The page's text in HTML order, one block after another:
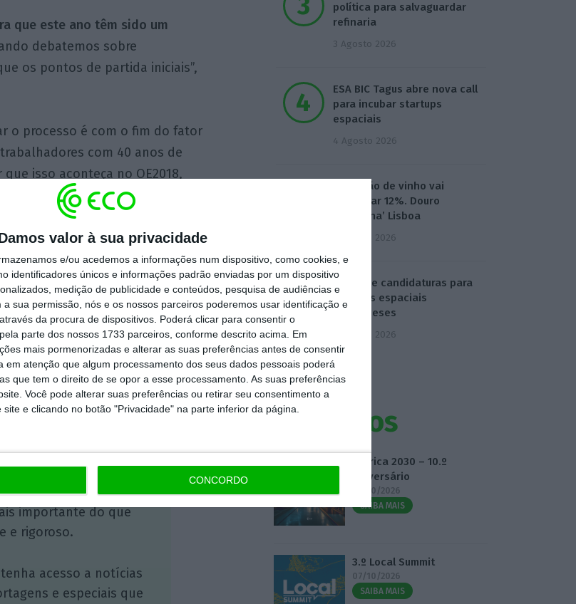
valor à sua privacidade
e/ou acedemos a informações num dispositivo, como cookies, e
identificadores únicos e informações padrão enviadas por um dispositivo
medição de publicidade e conteúdos, pesquisa de audiências e
a sua permissão, nós e os nossos parceiros poderemos usar identificação e
da procura de dispositivos. Poderá clicar para consentir o
parte dos nossos 1733 parceiros, conforme descrito acima. Em
mais pormenorizadas e alterar as suas preferências antes de consentir
em atenção que algum processamento dos seus dados pessoais poderá
que tem o direito de se opor a esse processamento. As suas preferências
Você pode alterar suas preferências ou retirar seu consentimento a
e clicando no botão "Privacidade" na parte inferior da página.
CONCORDO
que este ano têm sido um
debatemos sobre
os pontos de partida iniciais”,
o processo é com o fim do fator
com 40 anos de
isso aconteça no OE2018,
de euros”.
possível Governo de
legislativas de 2019,o
das Finanças e a do Trabalho.
Marcelo, Catarina Martins
mas diz que o Presidente
igual a si próprio.
https://eco.sapo.pt/2017/09/21/catarina-martins-governo-ja-aceita-ir-mais-longe-no-irs/ Copiar
importante do que
e rigoroso.
tenha acesso a notícias
e especiais que
política para salvaguardar
refinaria
3 Agosto 2026
ESA BIC Tagus abre nova call
para incubar startups
espaciais
4 Agosto 2026
Produção de vinho vai
aumentar 12%. Douro
‘destrona’ Lisboa
5 Agosto 2026
ESA abre candidaturas para
projetos espaciais
portugueses
5 Agosto 2026
Eventos
Fábrica 2030 – 10.º
Aniversário
14/10/2026
SAIBA MAIS
3.º Local Summit
07/10/2026
SAIBA MAIS